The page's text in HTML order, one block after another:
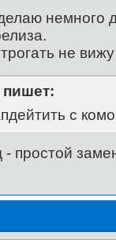
немного
не
с
- простой